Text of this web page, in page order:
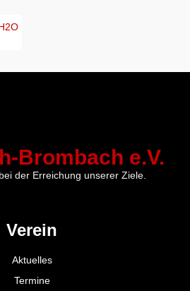
Brombach e.V.
der Erreichung unserer Ziele.
Verein
Aktuelles
Termine